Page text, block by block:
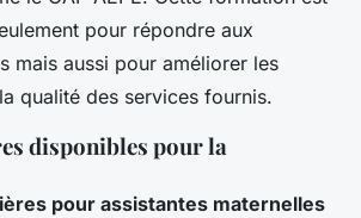
pour répondre aux
mais aussi pour améliorer les
qualité des services fournis.
disponibles pour la
pour assistantes maternelles